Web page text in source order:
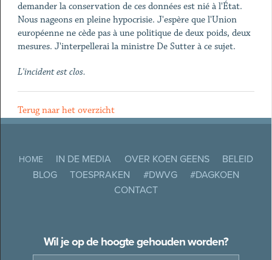
demander la conservation de ces données est nié à l'État.
Nous nageons en pleine hypocrisie. J'espère que l'Union
européenne ne cède pas à une politique de deux poids, deux
mesures. J'interpellerai la ministre De Sutter à ce sujet.
L'incident est clos.
Terug naar het overzicht
HOME IN DE MEDIA OVER KOEN GEENS
BELEID
BLOG
TOESPRAKEN #DWVG
#DAGKOEN
CONTACT
Wil je op de hoogte gehouden worden?